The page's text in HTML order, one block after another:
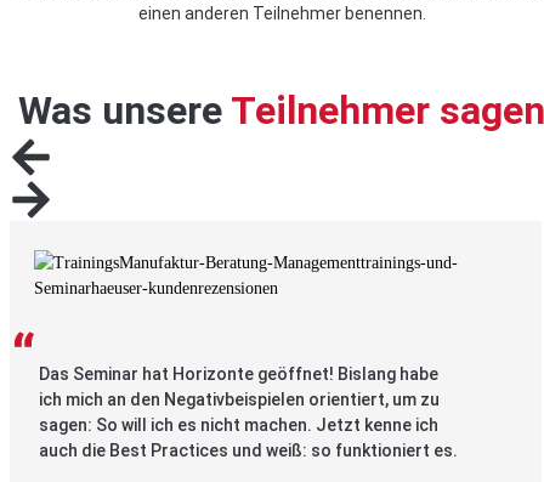
einen anderen Teilnehmer benennen.
Was unsere Teilnehmer sagen
Das Seminar hat Horizonte geöffnet! Bislang habe
ich mich an den Negativbeispielen orientiert, um zu
sagen: So will ich es nicht machen. Jetzt kenne ich
auch die Best Practices und weiß: so funktioniert es.